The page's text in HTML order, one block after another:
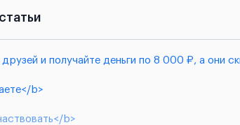
и получайте деньги по 8 000 ₽, а они
b>
b>